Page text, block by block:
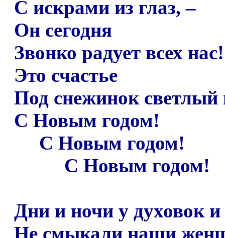
С искрами из глаз,–
Он сегодня
Звонко радует всех нас!
Это счастье
Под снежинок светлый
С Новым годом!
С Новым годом!
С Новым годом!
Дни и ночи у духовок и
Не смыкали наши